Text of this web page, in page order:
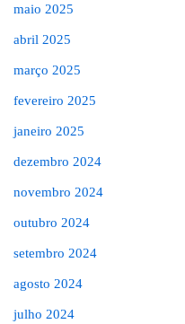
maio 2025
abril 2025
março 2025
fevereiro 2025
janeiro 2025
dezembro 2024
novembro 2024
outubro 2024
setembro 2024
agosto 2024
julho 2024